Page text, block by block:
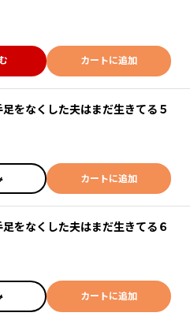
カートに追加
をなくした夫はまだ生きてる５
カートに追加
をなくした夫はまだ生きてる６
カートに追加